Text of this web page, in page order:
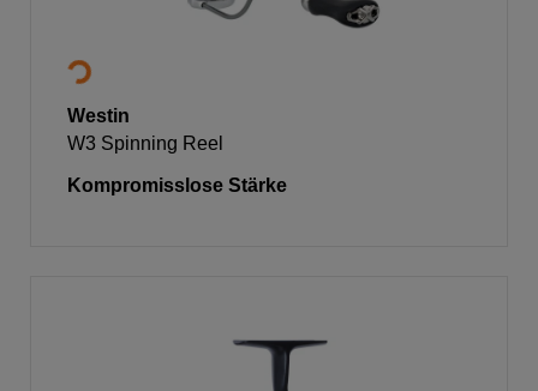
Westin
W3 Spinning Reel
Kompromisslose Stärke